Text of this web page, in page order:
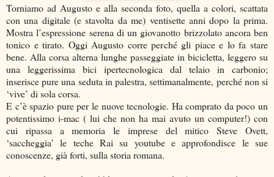
Torniamo ad Augusto e alla seconda foto, quella a colori, scattata
con una digitale (e stavolta da me) ventisette anni dopo la prima.
Mostra l’espressione serena di un giovanotto brizzolato ancora ben
tonico e tirato. Oggi Augusto corre perché gli piace e lo fa stare
bene. Alla corsa alterna lunghe passeggiate in bicicletta, leggero su
una leggerissima bici ipertecnologica dal telaio in carbonio;
inserisce pure una seduta in palestra, settimanalmente, perché non si
‘vive’ di sola corsa.
E c’è spazio pure per le nuove tecnologie. Ha comprato da poco un
potentissimo i-mac ( lui che non ha mai avuto un computer!) con
cui ripassa a memoria le imprese del mitico Steve Ovett,
‘saccheggia’ le teche Rai su youtube e approfondisce le sue
conoscenze, già forti, sulla storia romana.